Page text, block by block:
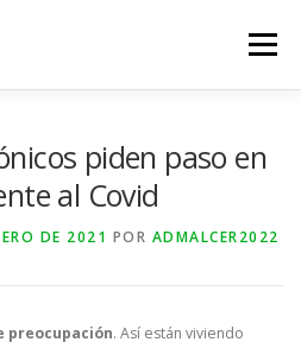
Menú
piden paso en
al Covid
DE 2021 POR ADMALCER2022
preocupación. Así están viviendo